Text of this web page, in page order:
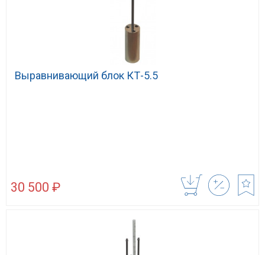
Выравнивающий блок КТ-5.5
30 500 ₽